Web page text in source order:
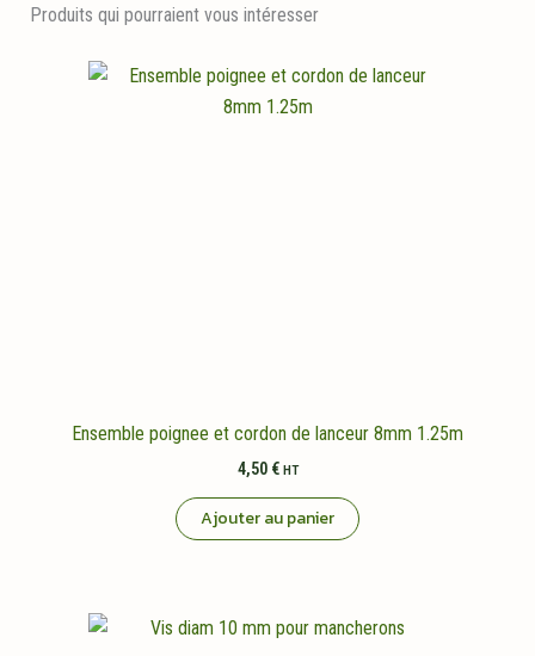
Produits qui pourraient vous intéresser
Ensemble poignee et cordon de lanceur 8mm 1.25m
4,50 € HT
Ajouter au panier